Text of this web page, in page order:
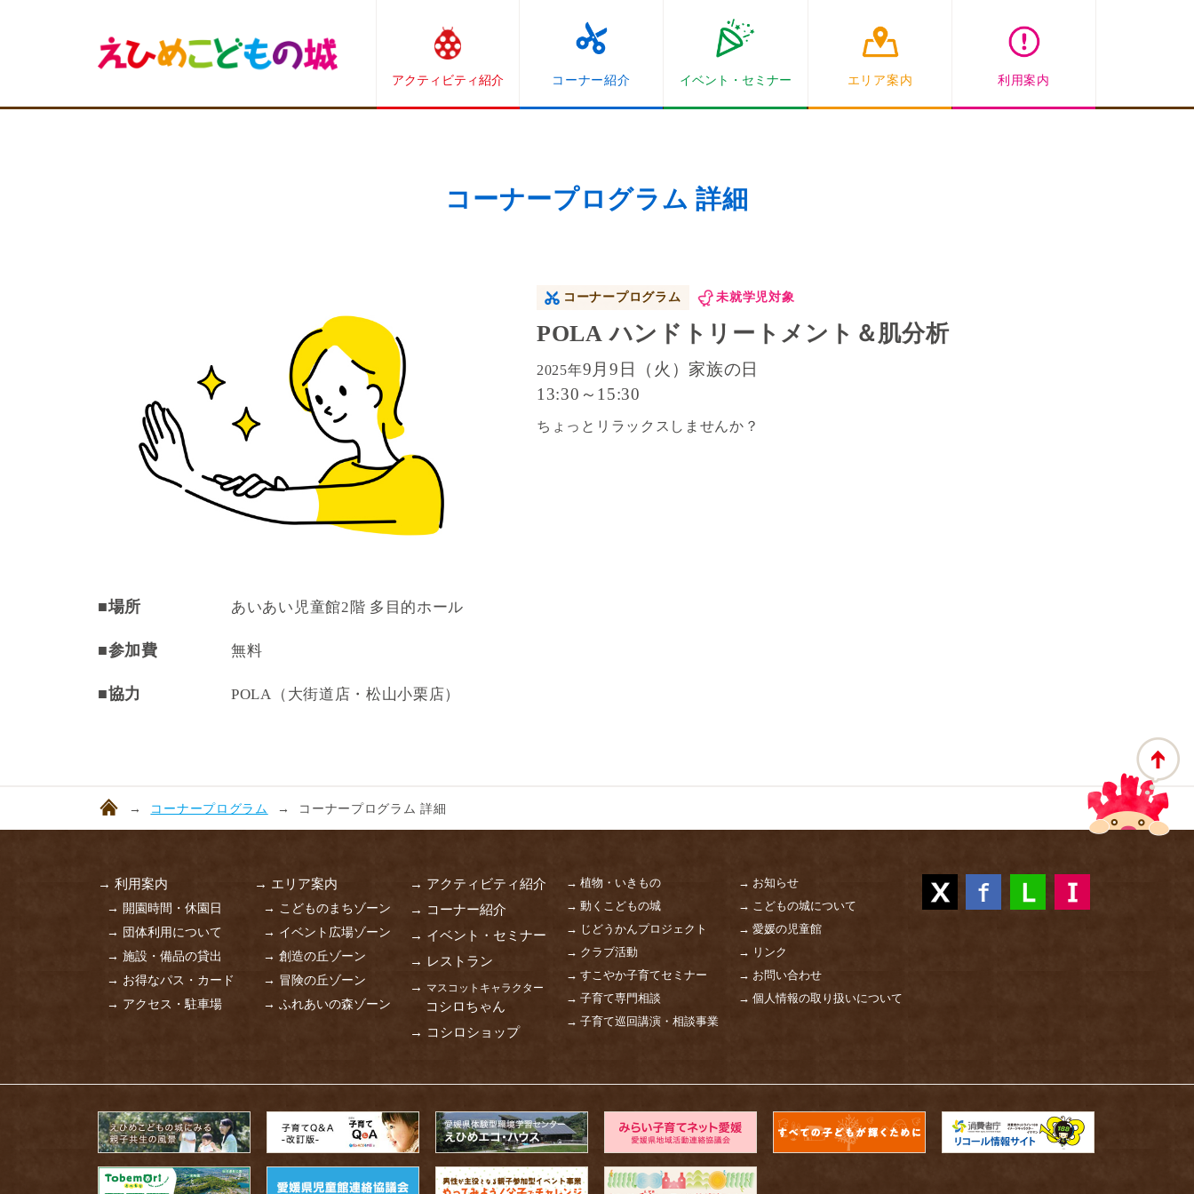
アクティビティ紹介 コーナー紹介 イベント・ セミナー エリア案内 利用案内
コーナープログラム 詳細
コーナープログラム 未就学児対象
POLA ハンドトリートメント＆肌分析
2025年9月9日（火）家族の日
13:30～15:30
ちょっとリラックスしませんか？
■場所 あいあい児童館2階 多目的ホール
■参加費 無料
■協力 POLA（大街道店・松山小栗店）
コーナープログラム コーナープログラム 詳細
→ 利用案内
→ 開園時間・休園日
→ 団体利用について
→ 施設・備品の貸出
→ お得なパス・カード
→ アクセス・駐車場
→ エリア案内
→ こどものまちゾーン
→ イベント広場ゾーン
→ 創造の丘ゾーン
→ 冒険の丘ゾーン
→ ふれあいの森ゾーン
→ アクティビティ紹介
→ コーナー紹介
→ イベント・セミナー
→ レストラン
→ マスコットキャラクター
コシロちゃん
→ コシロショップ
→ 植物・いきもの
→ 動くこどもの城
→ じどうかんプロジェクト
→ クラブ活動
→ すこやか子育てセミナー
→ 子育て専門相談
→ 子育て巡回講演・相談事業
→ お知らせ
→ こどもの城について
→ 愛媛の児童館
→ リンク
→ お問い合わせ
→ 個人情報の取り扱いについて